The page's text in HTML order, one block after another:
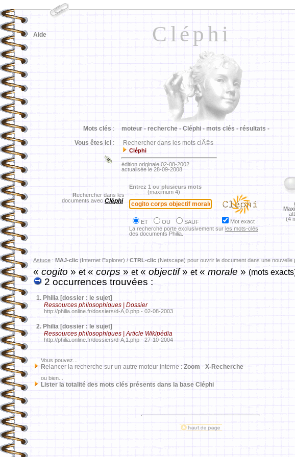
Cléphi
Aide
Mots clés : moteur - recherche - Cléphi - mots clés - résultats -
Vous êtes ici : Rechercher dans les mots clÃ©s
Cléphi
édition originale 02-08-2002
actualisée le 28-09-2008
Rechercher dans les
documents avec Cléphi
Entrez 1 ou plusieurs mots
(maximum 4)
ET OU SAUF
Mot exact
La recherche porte exclusivement sur les mots-clés
des documents Philia.
(4
Astuce : MAJ-clic (Internet Explorer) / CTRL-clic (Netscape) pour ouvrir le document dans une nouvelle
«cogito » et« corps » et« objectif» et« morale » (mots
2 occurrences trouvées :
1. Philia [dossier : le sujet]
Ressources philosophiques | Dossier
http://philia.online.fr/dossiers/d-A,0.php - 02-08-2003
2. Philia [dossier : le sujet]
Ressources philosophiques | Article Wikipédia
http://philia.online.fr/dossiers/d-A,1.php - 27-10-2004
Vous pouvez...
Relancer la recherche sur un autre moteur interne : Zoom - X-Recherche
ou bien...
Lister la totalité des mots clés présents dans la base Cléphi